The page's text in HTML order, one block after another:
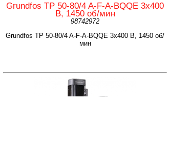
Grundfos TP 50-80/4 A-F-A-BQQE 3x400
В, 1450 об/мин
98742972
Grundfos TP 50-80/4 A-F-A-BQQE 3x400 В, 1450 об/
мин